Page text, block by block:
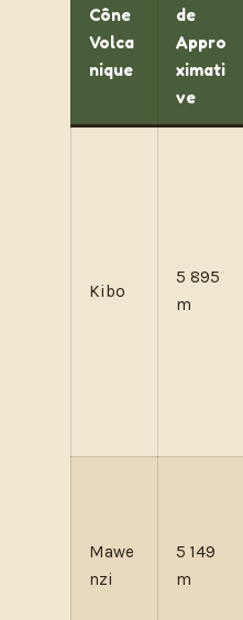
Cône
Volca
nique
de
Appro
ximati
ve
Kibo
5 895
m
Mawe
nzi
5 149
m